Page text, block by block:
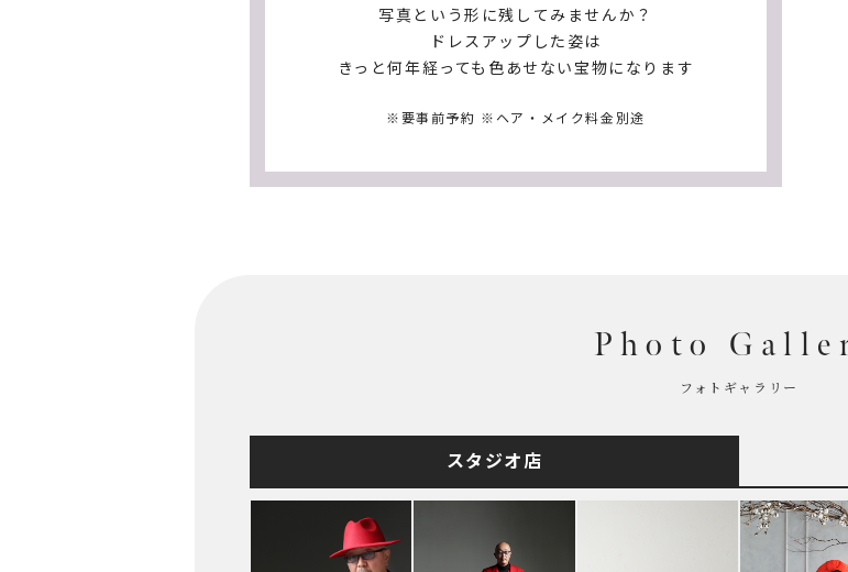
写真という形に残してみませんか？
ドレスアップした姿は
きっと何年経っても色あせない宝物になります
※要事前予約 ※ヘア・メイク料金別途
Photo
フォトギャラリー
スタジオ店